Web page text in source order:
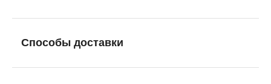
Способы доставки